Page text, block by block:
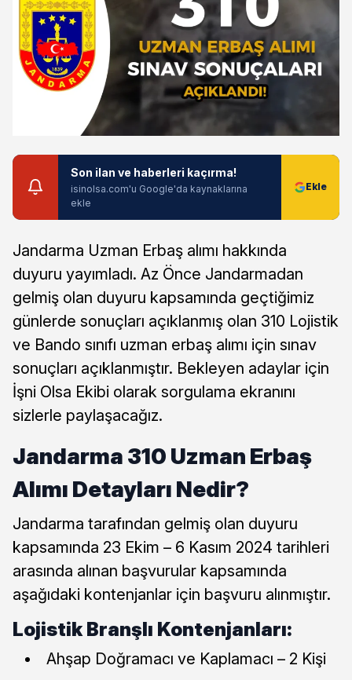
Son ilan ve haberleri kaçırma!
isinolsa.com'u Google'da kaynaklarına
ekle
Jandarma Uzman Erbaş alımı hakkında
duyuru yayımladı. Az Önce Jandarmadan
gelmiş olan duyuru kapsamında geçtiğimiz
günlerde sonuçları açıklanmış olan 310 Lojistik
ve Bando sınıfı uzman erbaş alımı için sınav
sonuçları açıklanmıştır. Bekleyen adaylar için
İşni Olsa Ekibi olarak sorgulama ekranını
sizlerle paylaşacağız.
Jandarma 310 Uzman Erbaş
Alımı Detayları Nedir?
Jandarma tarafından gelmiş olan duyuru
kapsamında 23 Ekim – 6 Kasım 2024 tarihleri
arasında alınan başvurular kapsamında
aşağıdaki kontenjanlar için başvuru alınmıştır.
Lojistik Branşlı Kontenjanları:
Ahşap Doğramacı ve Kaplamacı – 2 Kişi